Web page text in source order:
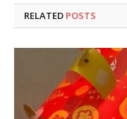
RELATED POSTS